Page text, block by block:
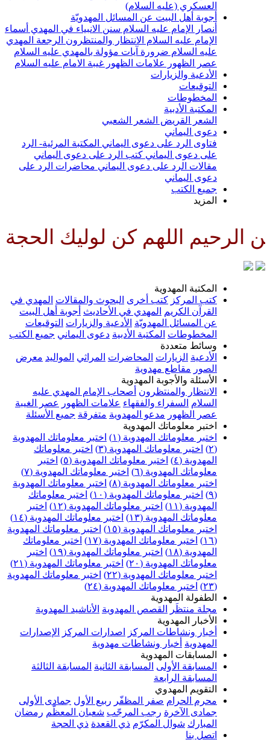
(عليه السلام)
أهل البيت عن المسائل المهدويّة
الإمام عليه السلامسنن الانبياء في المهديأسماء
عليه السلامالانتظار والمنتظرونالرجعةالمهدي
السلام ضرورة آيات مؤولة بالمهدي عليه السلام
علامات الظهورغيبة الامام عليه السلام
والزيارات
الأدبية
الشعر الشعبي
اليماني
الرد على دعوى اليماني المكتبة المرئية- الرد
دعوى اليماني كتب الرد على دعوى اليماني
الرد على دعوى اليماني محاضرات الرد على
كن لوليك الحجة بن
المهدوية
كتب أخرى البحوث والمقالات المهدي في
المهدي في الأحاديث أجوبة أهل البيت
المسائل المهدويّة الأدعية والزيارات التوقيعات
المكتبة الأدبية دعوى اليماني جميع الكتب
متعددة
الزيارات المحاضرات المراثي المواليد معرض
مقاطع مهدوية
والأجوبة المهدوية
والمنتظرون أصحاب الإمام المهدي عليه
السفراء والفقهاء علامات الظهور عصر الغيبة
مدعو المهدوية متفرقة جميع الأسئلة
معلوماتك المهدوية
معلوماتك المهدوية (١)
اختبر معلوماتك المهدوية
اختبر معلوماتك المهدوية (٣)
اختبر معلوماتك
اختبر معلوماتك المهدوية (٥)
اختبر
المهدوية (٦)
اختبر معلوماتك المهدوية (٧)
معلوماتك المهدوية (٨)
اختبر معلوماتك المهدوية
اختبر معلوماتك المهدوية (١٠)
اختبر معلوماتك
اختبر معلوماتك المهدوية (١٢)
اختبر
المهدوية (١٣)
اختبر معلوماتك المهدوية (١٤)
معلوماتك المهدوية (١٥)
اختبر معلوماتك المهدوية
اختبر معلوماتك المهدوية (١٧)
اختبر معلوماتك
اختبر معلوماتك المهدوية (١٩)
اختبر
المهدوية (٢٠)
اختبر معلوماتك المهدوية (٢١)
معلوماتك المهدوية (٢٢)
اختبر معلوماتك المهدوية
اختبر معلوماتك المهدوية (٢٤)
المهدوية
منتظَر
القصص المهدوية الأناشيد المهدوية
المهدوية
ونشاطات المركز اصدارات المركز الإصدارات
أخبار ونشاطات مهدوية
المهدوية
الأولى المسابقة الثانية المسابقة الثالثة
الرابعة
المهدوي
الحرام
صفر المظفّر ربيع الأول جمادى الأولى
رجب المرجّب شعبان المعظّم رمضان
شوال المكرّم ذي القعدة ذي الحجة